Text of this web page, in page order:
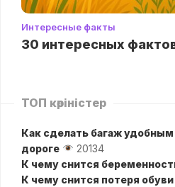
Интересные факты
30 интересных
ТОП көріністер
Как сделать багаж
дороге
20134
К чему снится
К чему снится потеря обуви